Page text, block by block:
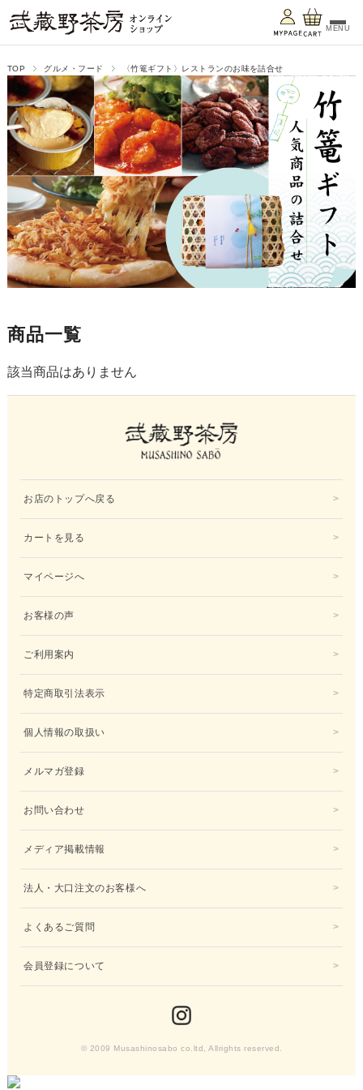
MENU
TOP グルメ・フード 〈竹篭ギフト〉レストランのお味を詰合せ
商品一覧
該当商品はありません
お店のトップへ戻る
カートを見る
マイページへ
お客様の声
ご利用案内
特定商取引法表示
個人情報の取扱い
メルマガ登録
お問い合わせ
メディア掲載情報
法人・大口注文のお客様へ
よくあるご質問
会員登録について
© 2009 Musashinosabo co.ltd, Allrights reserved.